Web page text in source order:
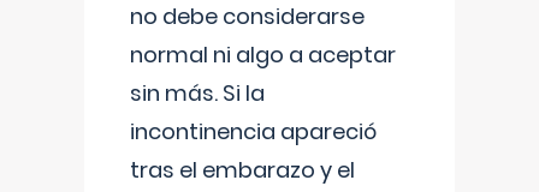
no debe considerarse
normal ni algo a aceptar
sin más. Si la
incontinencia apareció
tras el embarazo y el